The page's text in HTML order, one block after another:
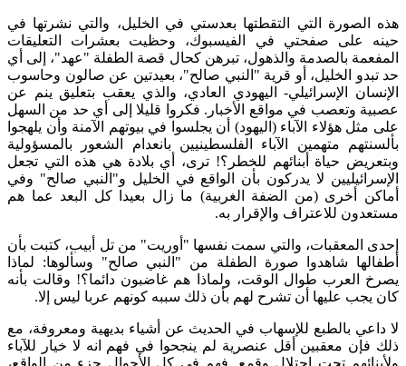
هذه الصورة التي التقطتها بعدستي في الخليل، والتي نشرتها في
حينه على صفحتي في الفيسبوك، وحظيت بعشرات التعليقات
المفعمة بالصدمة والذهول، تبرهن كحال قصة الطفلة "عهد"، إلى أي
حد تبدو الخليل، أو قرية "النبي صالح"، بعيدتين عن صالون وحاسوب
الإنسان الإسرائيلي- اليهودي العادي، والذي يعقب بتعليق ينم عن
عصبية وتعصب في مواقع الأخبار. فكروا قليلا إلى أي حد من السهل
على مثل هؤلاء الآباء (اليهود) أن يجلسوا في بيوتهم الآمنة وأن يلهجوا
بألسنتهم متهمين الآباء الفلسطينيين بانعدام الشعور بالمسؤولية
وبتعريض حياة أبنائهم للخطر؟! ترى، أي بلادة هي هذه التي تجعل
الإسرائيليين لا يدركون بأن الواقع في الخليل و"النبي صالح" وفي
أماكن أخرى (من الضفة الغربية) ما زال بعيدا كل البعد عما هم
مستعدون للاعتراف والإقرار به.
إحدى المعقبات، والتي سمت نفسها "أوريت" من تل أبيب، كتبت بأن
أطفالها شاهدوا صورة الطفلة من "النبي صالح" وسألوها: لماذا
يصرخ العرب طوال الوقت، ولماذا هم غاضبون دائما؟! وقالت بأنه
كان يجب عليها أن تشرح لهم بأن ذلك سببه كونهم عربا ليس إلا.
لا داعي بالطبع للإسهاب في الحديث عن أشياء بديهية ومعروفة، مع
ذلك فإن معقبين أقل عنصرية لم ينجحوا في فهم انه لا خيار للآباء
ولأبنائهم تحت احتلال وقمع. فهم في كل الأحوال جزء من الواقع،